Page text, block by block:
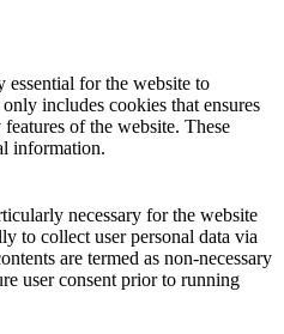
essential for the website to
includes cookies that ensures
of the website. These
information.
necessary for the website
to collect user personal data via
are termed as non-necessary
user consent prior to running